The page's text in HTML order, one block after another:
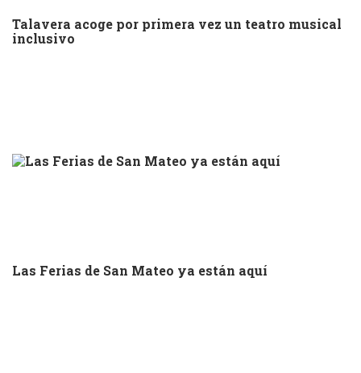
Talavera acoge por primera vez un teatro musical
inclusivo
Las Ferias de San Mateo ya están aquí